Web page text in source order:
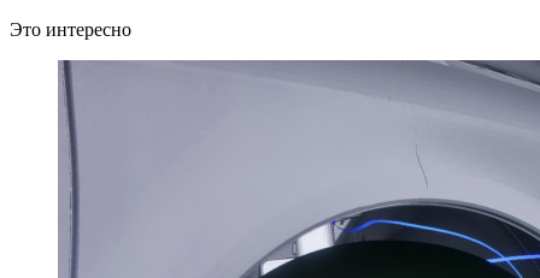
Это интересно